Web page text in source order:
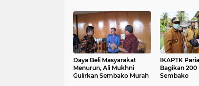
Daya Beli Masyarakat
Menurun, Ali Mukhni
Gulirkan Sembako Murah
IKAPTK
Bagikan 200
Sembako